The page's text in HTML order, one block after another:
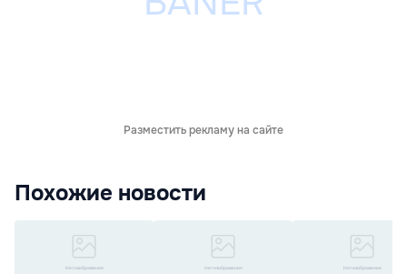
Разместить рекламу на сайте
Похожие новости